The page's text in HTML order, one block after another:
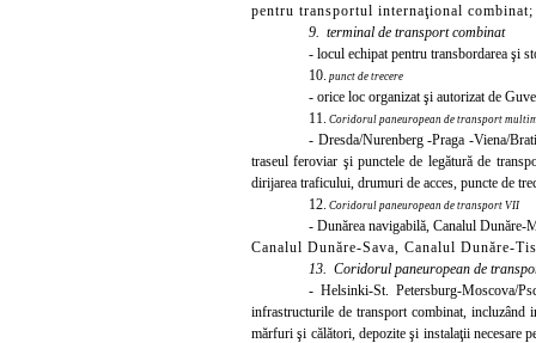
pentru transportul internaţional combinat;
9. terminal de transport combinat
- locul echipat pentru transbordarea şi
10. punct de trecere
- orice loc organizat şi autorizat de
11.
Coridorul paneuropean de transport
- Dresda/Nurenberg -Praga -Viena/
traseul feroviar şi punctele de legătură de
dirijarea traficului, drumuri de acces, puncte de
12. Coridorul paneuropean de transport VII
- Dunărea navigabilă, Canalul Dunăre-
Canalul Dunăre-Sava, Canalul Dunăre-
13. Coridorul paneuropean de
- Helsinki-St. Petersburg-Moscova/
infrastructurile de transport combinat, incluzând
mărfuri şi călători, depozite şi instalaţii necesare